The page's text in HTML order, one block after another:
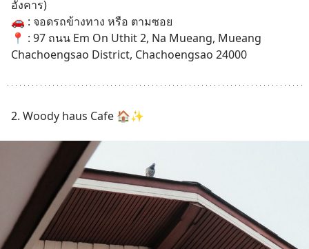
อังคาร)
🚗 : จอดรถข้างทาง หรือ ตามซอย
📍 : 97 ถนน Em On Uthit 2, Na Mueang, Mueang
Chachoengsao District, Chachoengsao 24000
2. Woody haus Cafe 🏠✨